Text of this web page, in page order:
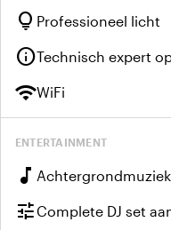
lightbulb Professioneel licht
infoTechnisch expert
wifiWiFi
ENTERTAINMENT
music_note
tuneComplete DJ set